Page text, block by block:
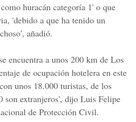
huracán categoría 1' o que
'debido a que ha tenido un
añadió.
encuentra a unos 200 km de Los
de ocupación hotelera en este
unos 18.000 turistas, de los
son extranjeros', dijo Luis Felipe
de Protección Civil.